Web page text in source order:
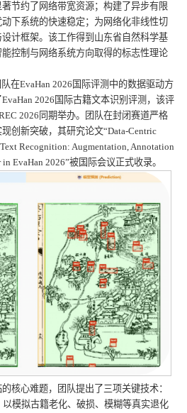
节约了网络带宽资源；构建了异步有限
下系统的快速稳定；为网络化非线性切
计框架。该工作得到山东省自然科学基
控制与网络系统方向取得的标志性理论
在EvaHan 2026国际评测中的数据驱动方
2026国际古籍文本识别评测，该评
2026同期举办。团队在封闭赛道严格
创新突破，其研究论文“Data-Centric
Recognition: Augmentation, Annotation
EvaHan 2026”被国际会议正式收录。
核心难题，团队提出了三项关键技术：
模拟古籍老化、破损、模糊等真实退化